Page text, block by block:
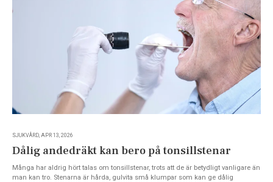
SJUKVÅRD, APR 13, 2026
Dålig andedräkt kan bero på tonsillstenar
Många har aldrig hört talas om tonsillstenar, trots att de är betydligt vanligare än
man kan tro. Stenarna är hårda, gulvita små klumpar som kan ge dålig